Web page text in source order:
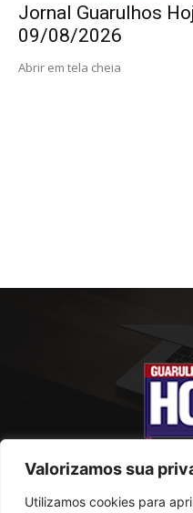
Valorizamos sua
Utilizamos cookies para
Jornal Guarulhos
09/08/2026
Abrir em tela cheia